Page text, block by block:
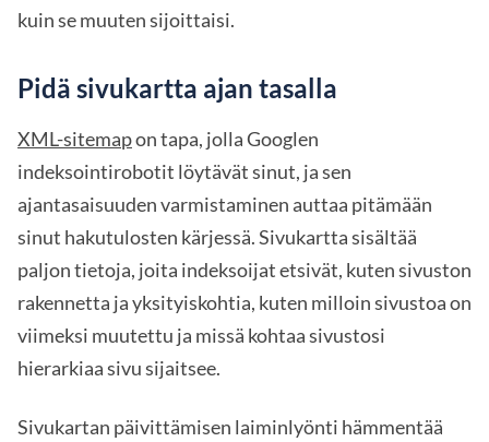
kuin se muuten sijoittaisi.
Pidä sivukartta ajan tasalla
XML-sitemapon tapa, jolla Googlen
indeksointirobotit löytävät sinut, ja sen
ajantasaisuuden varmistaminen auttaa pitämään
sinut hakutulosten kärjessä. Sivukartta sisältää
paljon tietoja, joita indeksoijat etsivät, kuten sivuston
rakennetta ja yksityiskohtia, kuten milloin sivustoa on
viimeksi muutettu ja missä kohtaa sivustosi
hierarkiaa sivu sijaitsee.
Sivukartan päivittämisen laiminlyönti hämmentää